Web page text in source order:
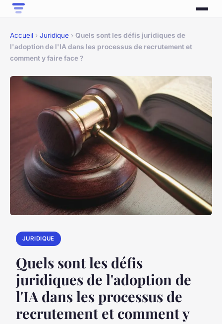
Accueil › Juridique › Quels sont les défis juridiques de
l'adoption de l'IA dans les processus de recrutement et
comment y faire face ?
JURIDIQUE
Quels sont les défis
juridiques de l'adoption de
l'IA dans les processus de
recrutement et comment y